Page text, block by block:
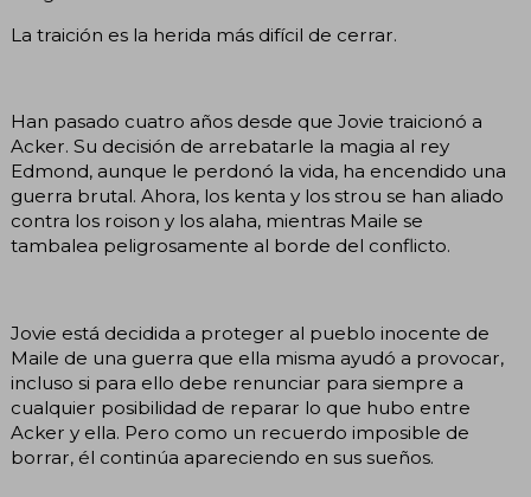
La traición es la herida más difícil de cerrar.
Han pasado cuatro años desde que Jovie traicionó a
Acker. Su decisión de arrebatarle la magia al rey
Edmond, aunque le perdonó la vida, ha encendido una
guerra brutal. Ahora, los kenta y los strou se han aliado
contra los roison y los alaha, mientras Maile se
tambalea peligrosamente al borde del conflicto.
Jovie está decidida a proteger al pueblo inocente de
Maile de una guerra que ella misma ayudó a provocar,
incluso si para ello debe renunciar para siempre a
cualquier posibilidad de reparar lo que hubo entre
Acker y ella. Pero como un recuerdo imposible de
borrar, él continúa apareciendo en sus sueños.